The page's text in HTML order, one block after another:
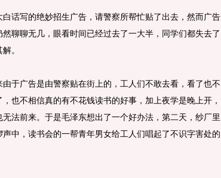
写的绝妙招生广告，请警察所帮忙贴了出去，然而广告
聊聊无几，眼看时间已经过去了一大半，同学们都失去了
。
广告是由警察贴在街上的，工人们不敢去看，看了也不
也不相信真的有不花钱读书的好事，加上夜学是晚上开，
法前来。于是毛泽东想出了一个好办法，第二天，纱厂里
中，读书会的一帮青年男女给工人们唱起了不识字害处的